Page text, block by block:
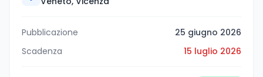
Pubblicazione
25 giugno 2026
Scadenza
15 luglio 2026